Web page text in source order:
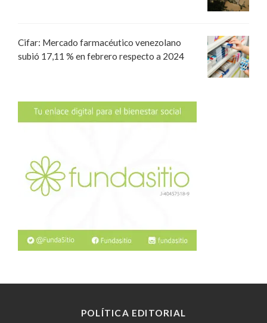
Cifar: Mercado farmacéutico venezolano
subió 17,11 % en febrero respecto a 2024
POLÍTICA EDITORIAL